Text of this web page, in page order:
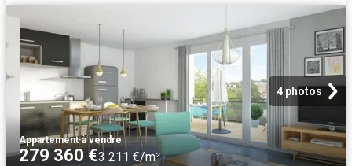
4 photos
Appartement·à vendre
279 360 €3 211 €/m²